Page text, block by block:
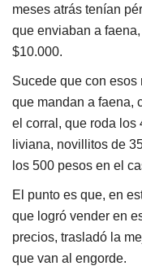
meses atrás tenían
que enviaban a
$10.000.
Sucede que con
que mandan a faena,
el corral, que roda los
liviana, novillitos de
los 500 pesos en el
El punto es que, en
que logró vender en
precios, trasladó la
que van al engorde.